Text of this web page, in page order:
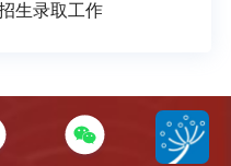
生录取工作